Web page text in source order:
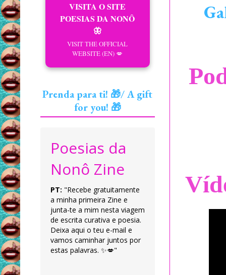
VISITA O SITE
POESIAS DA NONÔ
🦋
VISIT THE OFFICIAL
WEBSITE (EN) 💋
Prenda para ti! 🎁/ A gift
for you! 🎁
Poesias da
Nonô Zine
PT: "Recebe gratuitamente
a minha primeira Zine e
junta-te a mim nesta viagem
de escrita curativa e poesia.
Deixa aqui o teu e-mail e
vamos caminhar juntos por
estas palavras. ✨💋"